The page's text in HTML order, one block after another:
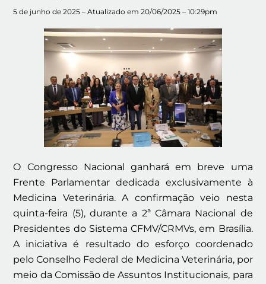
5 de junho de 2025 – Atualizado em 20/06/2025 – 10:29pm
O Congresso Nacional ganhará em breve uma
Frente Parlamentar dedicada exclusivamente à
Medicina Veterinária. A confirmação veio nesta
quinta-feira (5), durante a 2ª Câmara Nacional de
Presidentes do Sistema CFMV/CRMVs, em Brasília.
A iniciativa é resultado do esforço coordenado
pelo Conselho Federal de Medicina Veterinária, por
meio da Comissão de Assuntos Institucionais, para